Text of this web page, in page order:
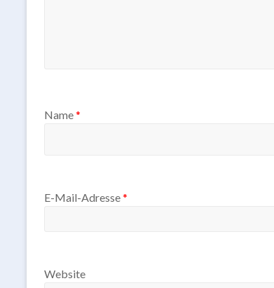
Name*
E-Mail-Adresse*
Website